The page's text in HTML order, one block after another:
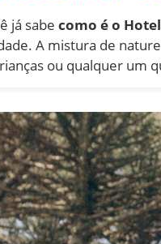
já sabe como é o
A mistura de
ou qualquer um